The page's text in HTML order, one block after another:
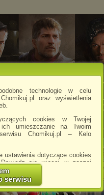
technologie w celu
oraz wyświetlenia
cookies w Twojej
umieszczanie na Twoim
Chomikuj.pl – Kelo
ustawienia dotyczące cookies
się więcej w naszej
PolitykaPrywatnosci.aspx
ustawień przeglądarki może
strony Chomikuj.pl.
serwisu